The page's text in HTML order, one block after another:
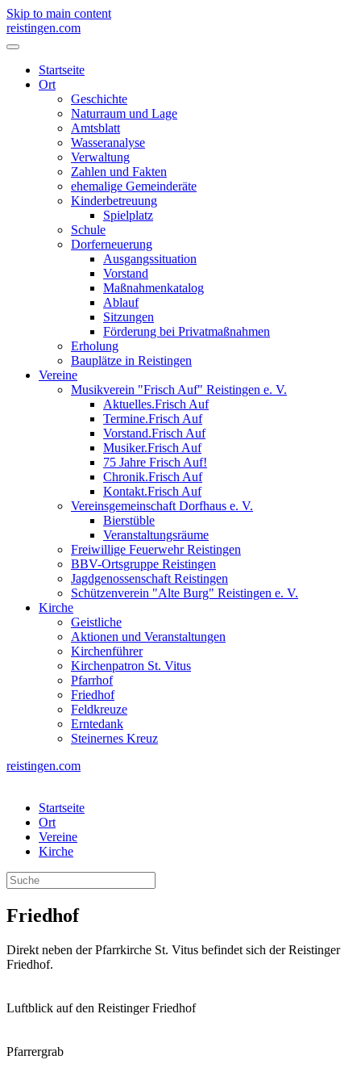
Skip to main content
reistingen.com
Startseite
Ort
Geschichte
Naturraum und Lage
Amtsblatt
Wasseranalyse
Verwaltung
Zahlen und Fakten
ehemalige Gemeinderäte
Kinderbetreuung
Spielplatz
Schule
Dorferneuerung
Ausgangssituation
Vorstand
Maßnahmenkatalog
Ablauf
Sitzungen
Förderung bei Privatmaßnahmen
Erholung
Bauplätze in Reistingen
Vereine
Musikverein "Frisch Auf" Reistingen e. V.
Aktuelles.Frisch Auf
Termine.Frisch Auf
Vorstand.Frisch Auf
Musiker.Frisch Auf
75 Jahre Frisch Auf!
Chronik.Frisch Auf
Kontakt.Frisch Auf
Vereinsgemeinschaft Dorfhaus e. V.
Bierstüble
Veranstaltungsräume
Freiwillige Feuerwehr Reistingen
BBV-Ortsgruppe Reistingen
Jagdgenossenschaft Reistingen
Schützenverein "Alte Burg" Reistingen e. V.
Kirche
Geistliche
Aktionen und Veranstaltungen
Kirchenführer
Kirchenpatron St. Vitus
Pfarrhof
Friedhof
Feldkreuze
Erntedank
Steinernes Kreuz
reistingen.com
Startseite
Ort
Vereine
Kirche
Friedhof
Direkt neben der Pfarrkirche St. Vitus befindet sich der Reistinger
Friedhof.
Luftblick auf den Reistinger Friedhof
Pfarrergrab